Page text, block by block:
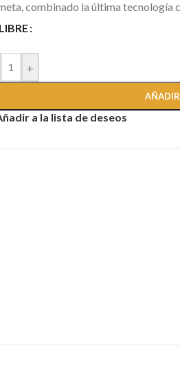
combinado la última tecnología
+
a la lista de deseos